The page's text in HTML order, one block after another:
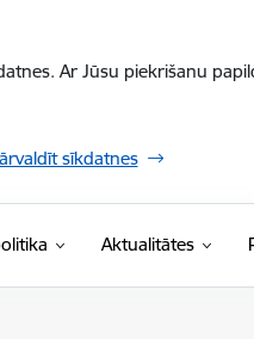
Ar Jūsu piekrišanu
sīkdatnes
Aktualitātes